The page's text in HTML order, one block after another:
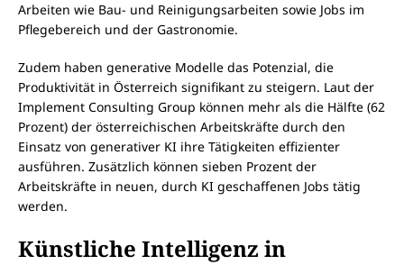
Arbeiten wie Bau- und Reinigungsarbeiten sowie Jobs im
Pflegebereich und der Gastronomie.
Zudem haben generative Modelle das Potenzial, die
Produktivität in Österreich signifikant zu steigern. Laut der
Implement Consulting Group können mehr als die Hälfte (62
Prozent) der österreichischen Arbeitskräfte durch den
Einsatz von generativer KI ihre Tätigkeiten effizienter
ausführen. Zusätzlich können sieben Prozent der
Arbeitskräfte in neuen, durch KI geschaffenen Jobs tätig
werden.
Künstliche Intelligenz in